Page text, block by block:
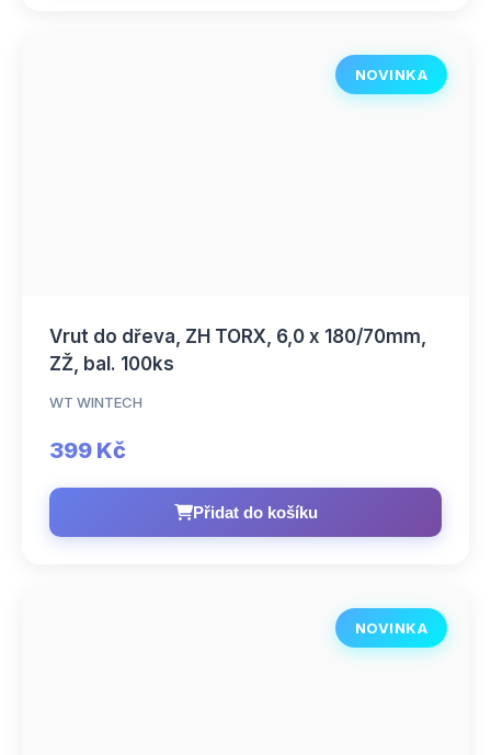
NOVINKA
Vrut do dřeva, ZH TORX, 6,0 x 180/70mm,
ZŽ, bal. 100ks
WT WINTECH
399 Kč
Přidat do košíku
NOVINKA